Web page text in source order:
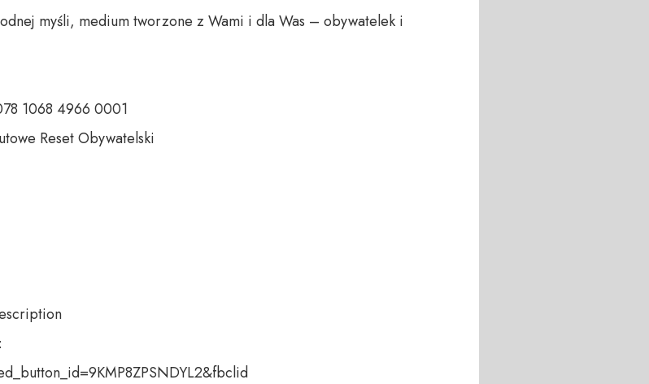
myśli, medium tworzone z Wami i dla Was – obywatelek i
1068 4966 0001
Reset Obywatelski